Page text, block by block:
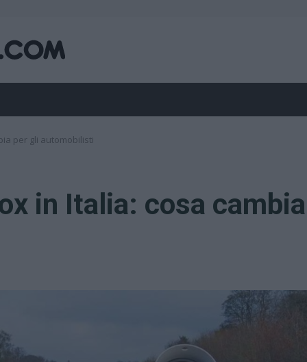
per gli automobilisti
in Italia: cosa cambia